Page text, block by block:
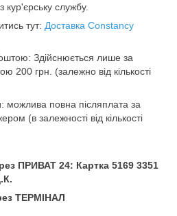
службу.
тут: Доставка Constancy
Здійснюється лише за
200 грн. (залежно від кількості
можлива повна післяплата за
(в залежності від кількості
ПРИВАТ 24: Картка 5169 3351
ТЕРМІНАЛ